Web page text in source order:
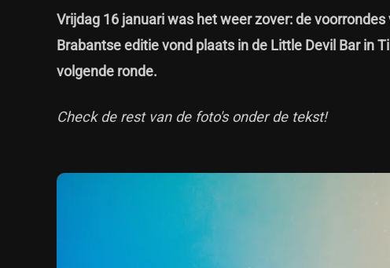
Vrijdag 16 januari was het weer zover: de
Brabantse editie vond plaats in de Little Devil Bar in
volgende ronde.
Check de rest van de foto's onder de tekst!